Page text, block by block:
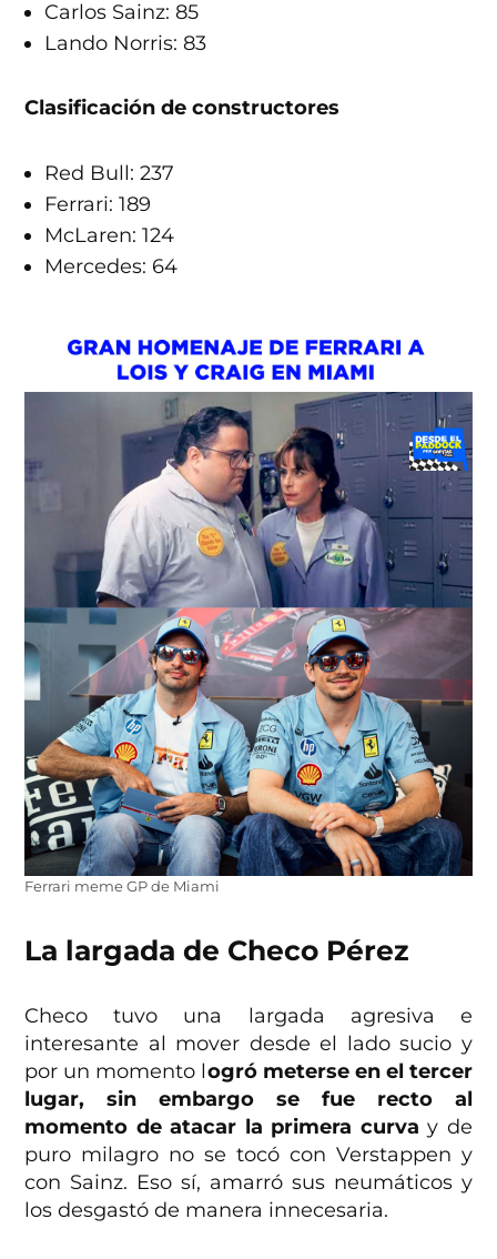
Carlos Sainz: 85
Lando Norris: 83
Clasificación de constructores
Red Bull: 237
Ferrari: 189
McLaren: 124
Mercedes: 64
Ferrari meme GP de Miami
La largada de Checo Pérez
Checo tuvo una largada agresiva e
interesante al mover desde el lado sucio y
por un momento logró meterse en el tercer
lugar, sin embargo se fue recto al
momento de atacar la primera curva y de
puro milagro no se tocó con Verstappen y
con Sainz. Eso sí, amarró sus neumáticos y
los desgastó de manera innecesaria.